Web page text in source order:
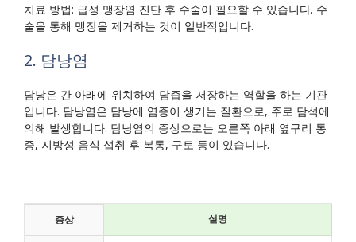
치료 방법: 급성 맹장염 진단 후 수술이 필요할 수 있습니다. 수
술을 통해 맹장을 제거하는 것이 일반적입니다.
2. 담낭염
담낭은 간 아래에 위치하여 담즙을 저장하는 역할을 하는 기관
입니다. 담낭염은 담낭에 염증이 생기는 질환으로, 주로 담석에
의해 발생합니다. 담낭염의 증상으로는 오른쪽 아래 옆구리 통
증, 지방성 음식 섭취 후 복통, 구토 등이 있습니다.
증상 설명